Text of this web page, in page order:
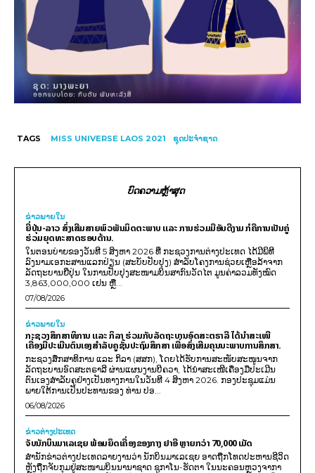
TAGS MISS UNIVERSE LAOS 2021 ຊຸດປະຈໍາຊາດ
ບົດຄວາມຫຼ້າສຸດ
ຂ່າວພາຍ​ໃນ
ຍີ່ປຸ່ນ-ລາວ ສົ່ງເສີມສາຍພົວພັນມິດຕະພາບ ແລະ ການຮ່ວມມືອັນດີງາມ ກໍຄືການເປັນຄູ່
ຮ່ວມຍຸດທະສາດຮອບດ້ານ.
ໃນຕອນບ່າຍຂອງວັນທີ 5 ສິງຫາ 2026 ທີ່ ກະຊວງການຕ່າງປະເທດ ໄດ້ມີພິທີ
ລົງນາມເອກະສານແລກປ່ຽນ (ສະບັບປັບປຸງ) ສໍາລັບໂຄງການຊ່ວຍເຫຼືອລ້າຈາກ
ລັດຖະບານຍີ່ປຸ່ນ ໃນການປັບປຸງສະໜາມບິນສາກົນວັດໄຕ ມູນຄ່າລວມທັງໝົດ
3,863,000,000 ເຢນ ຫຼື...
07/08/2026
ຂ່າວພາຍ​ໃນ
ກະຊວງສຶກສາທິການ ແລະ ກິລາ ຮ່ວມກັບລັດຖະບານອົດສະຕຣາລີ ໄດ້ນຳສະເໜີ
ເຄື່ອງມືປະເມີນຕົນເອງສຳລັບຄູຊັ້ນປະຖົມສຶກສາ ເພື່ອສົ່ງເສີມຄຸນນະພາບການສຶກສາ.
ກະຊວງສຶກສາທິການ ແລະ ກິລາ (ສສກ), ໂດຍໄດ້ຮັບການສະໜັບສະໜູນຈາກ
ລັດຖະບານອົດສະຕຣາລີ ຜ່ານແຜນງານບີຄວາ, ໄດ້ນຳສະເໜີເຄື່ອງມືປະເມີນ
ຕົນເອງສຳລັບຄູຢ່າງເປັນທາງການໃນວັນທີ 4 ສິງຫາ 2026. ກອງປະຊຸມແມ່ນ
ພາຍໃຕ້ການເປັນປະທານຂອງ ທ່ານ ປອ...
06/08/2026
ຂ່າວຕ່າງປະເທດ
ຈັບນັກບິນມາເລເຊຍ ພ້ອມຍຶດເຄື່ອງຂອງກາງ ຢາອີ ຫຼາຍກວ່າ 70,000 ເມັດ
ສຳນັກຂ່າວຕ່າງປະເທດລາຍງານວ່າ ນັກບິນມາເລເຊຍ ອາດຖືກໂທດປະຫານຊີວິດ
ຫຼັງຖືກຈັບກຸມຢູ່ສະໜາມບິນນານາຊາດ ຊູກາໂນ-ຮັດຕາ ໃນນະຄອນຫຼວງຈາກາ